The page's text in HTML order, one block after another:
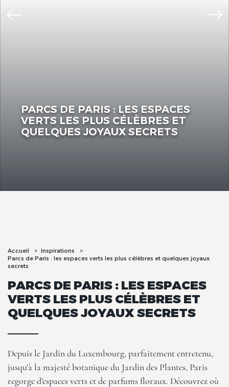
PARCS DE PARIS : LES ESPACES
VERTS LES PLUS CÉLÈBRES ET
QUELQUES JOYAUX SECRETS
Accueil
Inspirations
Parcs de Paris : les espaces verts les plus célèbres et quelques joyaux
secrets
PARCS DE PARIS : LES ESPACES
VERTS LES PLUS CÉLÈBRES ET
QUELQUES JOYAUX SECRETS
Depuis le Jardin du Luxembourg, parfaitement entretenu,
jusqu'à la majesté botanique du Jardin des Plantes, Paris
regorge d'espaces verts et de parfums floraux. Découvrez où